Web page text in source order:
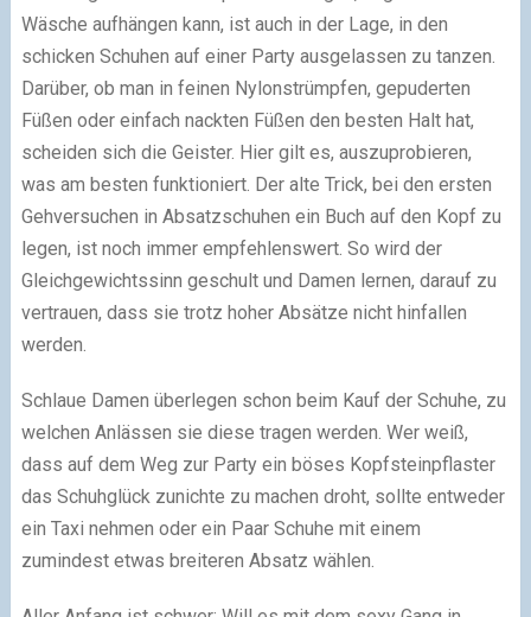
Wäsche aufhängen kann, ist auch in der Lage, in den
schicken Schuhen auf einer Party ausgelassen zu tanzen.
Darüber, ob man in feinen Nylonstrümpfen, gepuderten
Füßen oder einfach nackten Füßen den besten Halt hat,
scheiden sich die Geister. Hier gilt es, auszuprobieren,
was am besten funktioniert. Der alte Trick, bei den ersten
Gehversuchen in Absatzschuhen ein Buch auf den Kopf zu
legen, ist noch immer empfehlenswert. So wird der
Gleichgewichtssinn geschult und Damen lernen, darauf zu
vertrauen, dass sie trotz hoher Absätze nicht hinfallen
werden.
Schlaue Damen überlegen schon beim Kauf der Schuhe, zu
welchen Anlässen sie diese tragen werden. Wer weiß,
dass auf dem Weg zur Party ein böses Kopfsteinpflaster
das Schuhglück zunichte zu machen droht, sollte entweder
ein Taxi nehmen oder ein Paar Schuhe mit einem
zumindest etwas breiteren Absatz wählen.